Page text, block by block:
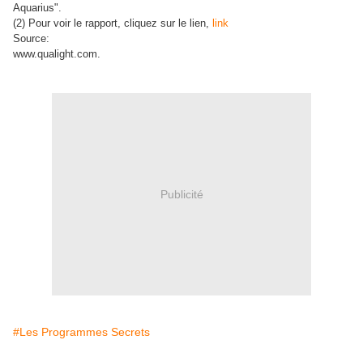
Aquarius".
(2) Pour voir le rapport, cliquez sur le lien, link
Source:
www.qualight.com.
Publicité
#Les Programmes Secrets